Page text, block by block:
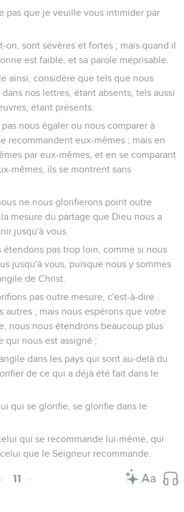
pas que je veuille vous intimider par
on, sont sévères et fortes ; mais quand il
est faible, et sa parole méprisable.
ainsi, considère que tels que nous
nos lettres, étant absents, tels aussi
étant présents.
nous égaler ou nous comparer à
recommandent eux-mêmes ; mais en
par eux-mêmes, et en se comparant
mêmes, ils se montrent sans
ne nous glorifierons point outre
mesure du partage que Dieu nous a
jusqu'à vous.
étendons pas trop loin, comme si nous
jusqu'à vous, puisque nous y sommes
de Christ.
pas outre mesure, c'est-à-dire
autres ; mais nous espérons que votre
nous nous étendrons beaucoup plus
qui nous est assigné ;
dans les pays qui sont au-delà du
de ce qui a déjà été fait dans le
qui se glorifie, se glorifie dans le
qui se recommande lui-même, qui
que le Seigneur recommande.
11